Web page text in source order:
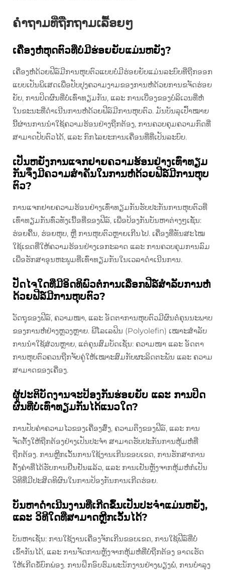
ຄຳຖາມທີ່ຖືກຖາມເລື້ອຍໆ
ເຄື່ອງຫໍ່ຫຸດຕົວທີ່ບໍ່ມີຮ່ອຍຍັບແມ່ນຫຍັງ?
ເຄື່ອງຫໍ່ດ້ວຍຟີລ໌ມີການຫຸບຕົວແບບບໍ່ມີຮ່ອຍຍັບແມ່ນລະບົບທີ່ຖືກອອກ
ແບບເປັນພິເສດເພື່ອປັບປຸງຄວາມງາມຂອງການຫໍ່ດ້ວຍການຂຈັດຮ່ອຍ
ຍັບ, ການປິດຜົນທີ່ບໍ່ເທົ່າທຽມກັນ, ແລະ ການເບື່ອງຂອງບໍລິເວນທີ່ຫໍ່
ໃນຂະນະທີ່ດຳເນີນການຫໍ່ດ້ວຍຟີລ໌ມີການຫຸບຕົວ. ມັນບັນລຸເປົ້າໝາຍ
ນີ້ຜ່ານການນຳໃຊ້ຄວາມຮ້ອນຢ່າງຖືກຕ້ອງ, ການຄວບຄຸມຄວາມກົດທີ່
ສາມາດປັບຕົວໄດ້, ແລະ ກົກໄລຍະການເຄື່ອນທີ່ທີ່ເປັນລະບົບ.
ເປັນຫຍັງການແຈກຢາຍຄວາມຮ້ອນຢ່າງເທົ່າທຽມ
ກັນຈຶ່ງມີຄວາມສຳຄັນໃນການຫໍ່ດ້ວຍຟີລ໌ມີການຫຸບ
ຕົວ?
ການແຈກຢາຍຄວາມຮ້ອນຢ່າງເທົ່າທຽມກັນຮັບປະກັນການຫຸບຕົວທີ່
ເທົ່າທຽມກັນທົ່ວທັງເນື້ອທີ່ຂອງຟີລ໌, ເພື່ອປ້ອງກັນບັນຫາຕ່າງໆເຊັ່ນ:
ຮ່ອຍຄື້ນ, ຮ່ອຍຫຸບ, ຫຼື ການຫຸບຕົວຫຼາຍເກີນໄປ. ເຄື່ອງທີ່ທັນສະໄໝ
ໃຊ້ເຂດທີ່ໃຫ້ຄວາມຮ້ອນຢ່າງເອກະລາດ ແລະ ການຄວບຄຸມການລົມ
ເພື່ອຮັກສາອຸນຫະພູມທີ່ເທົ່າທຽມກັນໃນເວລາດຳເນີນການ.
ປັດໄຈໃດທີ່ມີອິດທິພົວຕໍ່ການເລືອກຟີລ໌ສຳລັບການຫໍ່
ດ້ວຍຟີລ໌ມີການຫຸບຕົວ?
ວັດຖຸຂອງຟີລ໌, ຄວາມໜາ, ແລະ ອັດຕາການຫຸບຕົວມີຜົນຕໍ່ຄຸນນະພາບ
ຂອງການຫໍ່ຢ່າງຫຼວງຫຼາຍ. ພີໂລເລຟິນ (Polyolefin) ເໝາະສຳລັບ
ການນຳໃຊ້ສ່ວນຫຼາຍ, ແຕ່ຄຸນສົມບັດເຊັ່ນ: ຄວາມໜາ ແລະ ອັດຕາ
ການຫຸບຕົວຄວນຖືກຈັບຄູ່ໃຫ້ເໝາະສົມກັບຜະລິດຕະພັນ ແລະ ຄວາມ
ສາມາດຂອງເຄື່ອງ.
ຜູ້ປະຕິບັດງານຈະປ້ອງກັນຮ່ອຍຍັບ ແລະ ການປິດ
ຜົນທີ່ບໍ່ເທົ່າທຽມກັນໄດ້ແນວໃດ?
ການປັບຄ່າຄວາມໄວຂອງເຄື່ອງສົ່ງ, ຄວາມຕຶງຂອງຟີລ໌, ແລະ ການ
ຈັດຕັ້ງໃຫ້ຖືກຕ້ອງຢ່າງເປັນປະຈຳ ສາມາດຮັບປະກັນການຫຸ້ມຫໍ່ທີ່
ຖືກຕ້ອງ. ການຫຼີກເວັ້ນການໃຊ້ງານເກີນຂອບເຂດ, ການຮັກສາການ
ຕັ້ງຄ່າທີ່ໄດ້ຮັບການຢືນຢັນແລ້ວ, ແລະ ການເຢັນຫຼັງຈາກຫຸ້ມຫໍ່ກໍເປັນ
ວິທີທີ່ມີປະສິດທິຜົນໃນການປ້ອງກັນການເກີດຮ່ອຍ.
ບັນຫາດຳເນີນງານທີ່ເກີດຂຶ້ນເປັນປະຈຳແມ່ນຫຍັງ,
ແລະ ວິທີໃດທີ່ສາມາດຫຼີກເວັ້ນໄດ້?
ບັນຫາເຊັ່ນ: ການໃຊ້ງານເຄື່ອງຈັກເກີນຂອບເຂດ, ການໃຊ້ຟີລ໌ທີ່ບໍ່
ເຂົ້າກັນໄດ້, ແລະ ການຈັດການຫຼັງຈາກຫຸ້ມຫໍ່ທີ່ບໍ່ຖືກຕ້ອງ ອາດເຮັດ
ໃຫ້ເກີດຂໍ້ບົກພ່ອງ. ການຝຶກອົບຮົມພະນັກງານຢ່າງພຽງພໍ, ການບໍາລຸງ